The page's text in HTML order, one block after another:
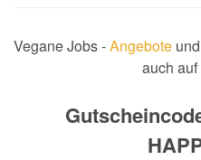
Vegane Jobs -Angebote und
auch auf